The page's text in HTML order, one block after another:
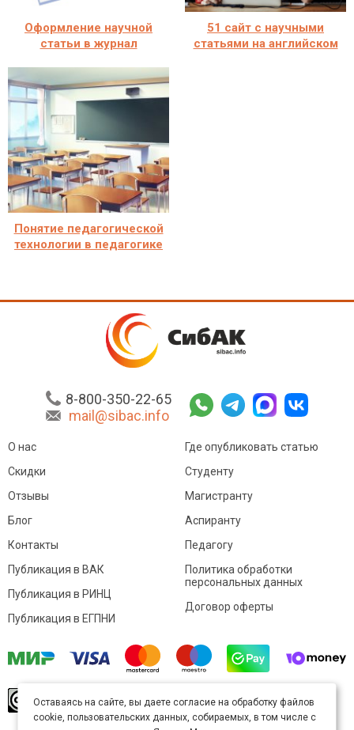
Оформление научной
статьи в журнал
51 сайт с научными
статьями на английском
Понятие педагогической
технологии в педагогике
8-800-350-22-65
mail@sibac.info
О нас
Скидки
Отзывы
Блог
Контакты
Где опубликовать статью
Студенту
Магистранту
Аспиранту
Педагогу
Публикация в ВАК
Публикация в РИНЦ
Публикация в ЕГПНИ
Политика обработки
персональных данных
Договор оферты
произведение доступно полицензии Creative
Commons «Attribution» («Атрибуция») 4.0
Оставаясь на сайте, вы даете согласие на обработку файлов
cookie, пользовательских данных, собираемых, в том числе с